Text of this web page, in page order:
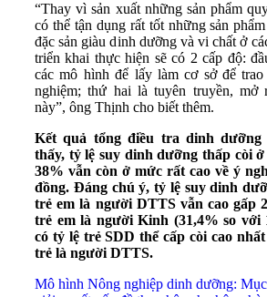
“Thay vì sản xuất những sản phẩm
có thể tận dụng rất tốt những sản
đặc sản giàu dinh dưỡng và vi chất ở
triển khai thực hiện sẽ có 2 cấp độ:
các mô hình để lấy làm cơ sở để
nghiệm; thứ hai là tuyên truyền, mở
này”, ông Thịnh cho biết thêm.
Kết quả tổng điều tra dinh dưỡng
thấy, tỷ lệ suy dinh dưỡng thấp còi
38% vẫn còn ở mức rất cao về ý
đồng. Đáng chú ý, tỷ lệ suy dinh
trẻ em là người DTTS vẫn cao gấp
trẻ em là người Kinh (31,4% so với
có tỷ lệ trẻ SDD thể cấp còi cao
trẻ là người DTTS.
Mô hình Nông nghiệp dinh dưỡng: